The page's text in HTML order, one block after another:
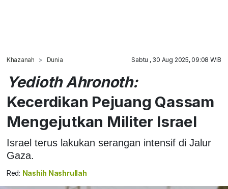
Khazanah Dunia Sabtu , 30 Aug 2025, 09:08 WIB
Yedioth Ahronoth:
Kecerdikan Pejuang Qassam
Mengejutkan Militer Israel
Israel terus lakukan serangan intensif di Jalur
Gaza.
Red: Nashih Nashrullah